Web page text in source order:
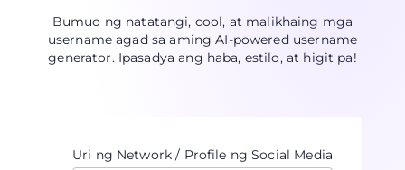
Bumuo ng natatangi, cool, at malikhaing mga
username agad sa aming AI-powered username
generator. Ipasadya ang haba, estilo, at higit pa!
Uri ng Network / Profile ng Social Media